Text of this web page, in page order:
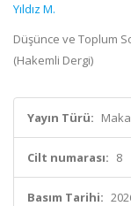
Yıldız M.
Düşünce ve Toplum
(Hakemli Dergi)
Yayın Türü:
Cilt numarası: 8
Basım Tarihi: